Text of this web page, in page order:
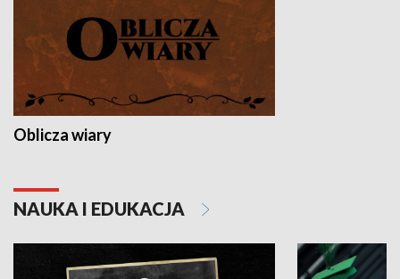
Oblicza wiary
NAUKA I EDUKACJA